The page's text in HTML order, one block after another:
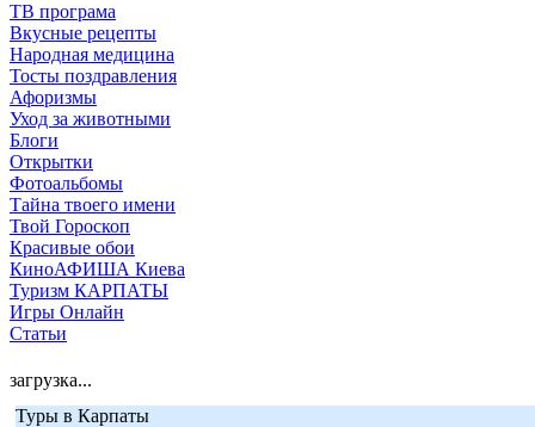
ТВ програма
Вкусные рецепты
Народная медицина
Тосты поздравления
Афоризмы
Уход за животными
Блоги
Открытки
Фотоальбомы
Тайна твоего имени
Твой Гороскоп
Красивые обои
КиноАФИША Киева
Туризм КАРПАТЫ
Игры Онлайн
Статьи
загрузка...
Туры в Карпаты